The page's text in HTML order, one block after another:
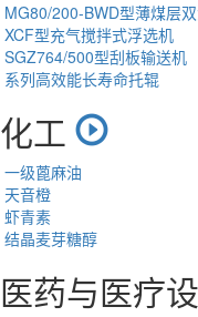
MG80/200-BWD型薄煤层
XCF型充气搅拌式浮选机
SGZ764/500型刮板输送机
系列高效能长寿命托辊
化工
一级蓖麻油
天音橙
虾青素
结晶麦芽糖醇
医药与医疗